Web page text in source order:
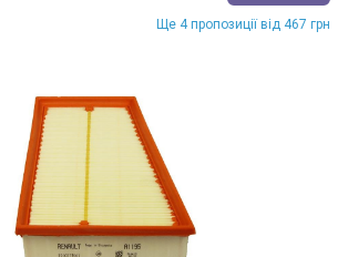
Ще 4 пропозиції від 467 грн